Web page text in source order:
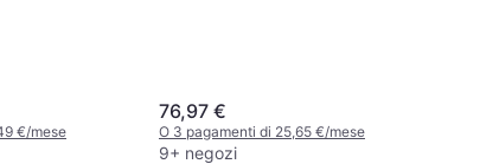
€/mese
76,97 €
O 3 pagamenti di 25,65 €/mese
9+ negozi